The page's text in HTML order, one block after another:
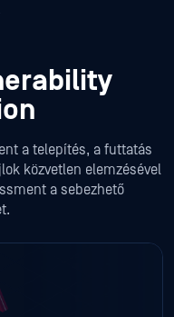
a telepítés, a futtatás
közvetlen elemzésével
a sebezhető